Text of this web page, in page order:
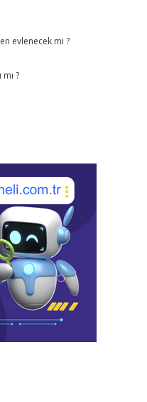
evlenecek mi ?
?